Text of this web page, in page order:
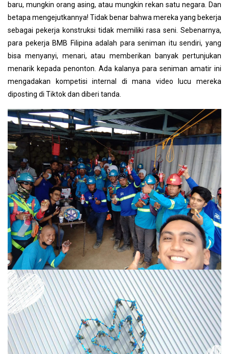
baru, mungkin orang asing, atau mungkin rekan satu negara. Dan
betapa mengejutkannya! Tidak benar bahwa mereka yang bekerja
sebagai pekerja konstruksi tidak memiliki rasa seni. Sebenarnya,
para pekerja BMB Filipina adalah para seniman itu sendiri, yang
bisa menyanyi, menari, atau memberikan banyak pertunjukan
menarik kepada penonton. Ada kalanya para seniman amatir ini
mengadakan kompetisi internal di mana video lucu mereka
diposting di Tiktok dan diberi tanda.